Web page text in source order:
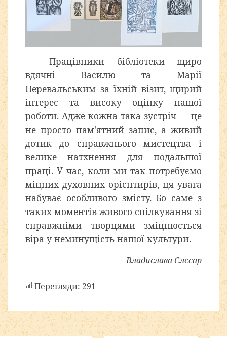
Працівники бібліотеки щиро
вдячні Василю та Марії
Перевальським за їхній візит, щирий
інтерес та високу оцінку нашої
роботи. Адже кожна така зустріч — це
не просто пам'ятний запис, а живий
дотик до справжнього мистецтва і
велике натхнення для подальшої
праці. У час, коли ми так потребуємо
міцних духовних орієнтирів, ця увага
набуває особливого змісту. Бо саме з
таких моментів живого спілкування зі
справжніми творцями зміцнюється
віра у неминущість нашої культури.
ВладиславаСлєсар
Перегляди: 291